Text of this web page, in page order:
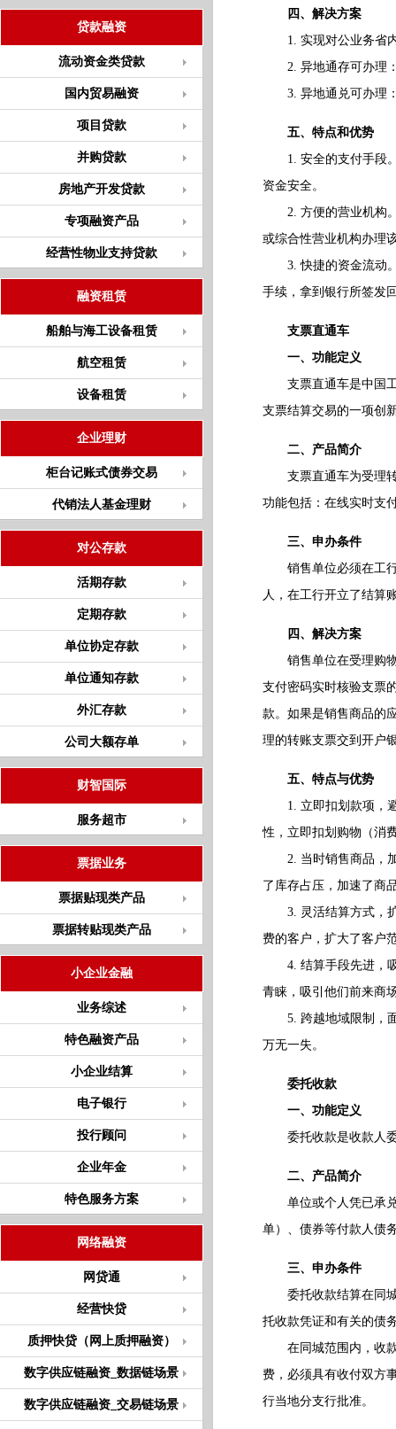
贷款融资
流动资金类贷款
国内贸易融资
项目贷款
并购贷款
房地产开发贷款
专项融资产品
经营性物业支持贷款
融资租赁
船舶与海工设备租赁
航空租赁
设备租赁
企业理财
柜台记账式债券交易
代销法人基金理财
对公存款
活期存款
定期存款
单位协定存款
单位通知存款
外汇存款
公司大额存单
财智国际
服务超市
票据业务
票据贴现类产品
票据转贴现类产品
小企业金融
业务综述
特色融资产品
小企业结算
电子银行
投行顾问
企业年金
特色服务方案
网络融资
网贷通
经营快贷
质押快贷（网上质押融资）
数字供应链融资_数据链场景
数字供应链融资_交易链场景
四、解决方案
1. 实现对公业务省内
2. 异地通存可办理：
3. 异地通兑可办理：
五、特点和优势
1. 安全的支付手段。
资金安全。
2. 方便的营业机构。
或综合性营业机构办理
3. 快捷的资金流动。
手续，拿到银行所签发
支票直通车
一、功能定义
支票直通车是中国工
支票结算交易的一项创
二、产品简介
支票直通车为受理转
功能包括：在线实时支
三、申办条件
销售单位必须在工行
人，在工行开立了结算
四、解决方案
销售单位在受理购物
支付密码实时核验支票
款。如果是销售商品的
理的转账支票交到开户
五、特点与优势
1. 立即扣划款项，避
性，立即扣划购物（消
2. 当时销售商品，加
了库存占压，加速了商
3. 灵活结算方式，扩
费的客户，扩大了客户
4. 结算手段先进，吸
青睐，吸引他们前来商
5. 跨越地域限制，面
万无一失。
委托收款
一、功能定义
委托收款是收款人委
二、产品简介
单位或个人凭已承兑
单）、债券等付款人债
三、申办条件
委托收款结算在同城
托收款凭证和有关的债
在同城范围内，收款
费，必须具有收付双方
行当地分支行批准。